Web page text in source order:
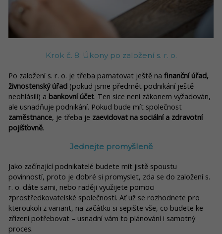
Krok č. 8: Úkony po založení s. r. o.
Po založení s. r. o. je třeba pamatovat ještě na finanční úřad,
živnostenský úřad (pokud jsme předmět podnikání ještě
neohlásili) a bankovní účet. Ten sice není zákonem vyžadován,
ale usnadňuje podnikání. Pokud bude mít společnost
zaměstnance, je třeba je zaevidovat na sociální a zdravotní
pojišťovně.
Jednejte promyšleně
Jako začínající podnikatelé budete mít jistě spoustu
povinností, proto je dobré si promyslet, zda se do založení s.
r. o. dáte sami, nebo raději využijete pomoci
zprostředkovatelské společnosti. Ať už se rozhodnete pro
kteroukoli z variant, na začátku si sepište vše, co budete ke
zřízení potřebovat – usnadní vám to plánování i samotný
proces.